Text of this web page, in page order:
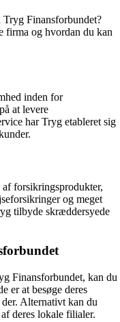
Tryg Finansforbundet?
firma og hvordan du kan
inden for
at levere
har Tryg etableret sig
forsikringsprodukter,
og meget
tilbyde skræddersyede
Finansforbundet, kan du
er at besøge deres
Alternativt kan du
deres lokale filialer.